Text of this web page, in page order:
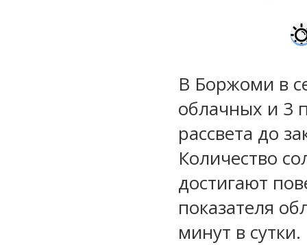
В Боржоми в
облачных и 3
рассвета до
Количество
достигают
показателя
минут в сутки.